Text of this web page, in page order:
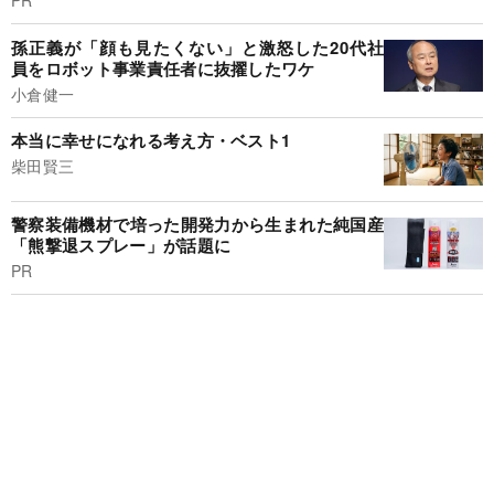
孫正義が「顔も見たくない」と激怒した20代社
員をロボット事業責任者に抜擢したワケ
小倉健一
本当に幸せになれる考え方・ベスト1
柴田賢三
警察装備機材で培った開発力から生まれた純国産
「熊撃退スプレー」が話題に
PR